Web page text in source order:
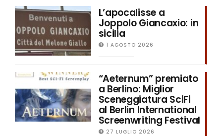
L’apocalisse a
Joppolo Giancaxio: in
sicilia
1 AGOSTO 2026
“Aeternum” premiato
a Berlino: Miglior
Sceneggiatura SciFi
al Berlin International
Screenwriting Festival
27 LUGLIO 2026